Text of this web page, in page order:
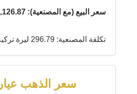
سعر البيع (مع المصنعية): 4,126.87 ليرة تركية
تكلفة المصنعية: 296.79 ليرة تركية
سعر الذهب عيار 18